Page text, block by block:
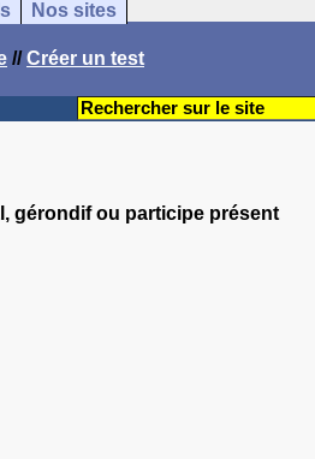
Nos sites
//Créer un test
gérondif ou participe présent